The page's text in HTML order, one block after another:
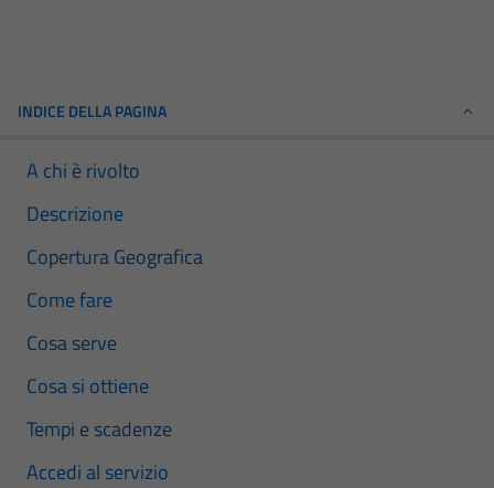
INDICE DELLA PAGINA
A chi è rivolto
Descrizione
Copertura Geografica
Come fare
Cosa serve
Cosa si ottiene
Tempi e scadenze
Accedi al servizio